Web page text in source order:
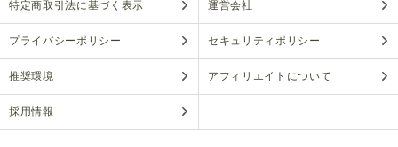
特定商取引法に基づく表示 運営会社
プライバシーポリシー セキュリティポリシー
推奨環境 アフィリエイトについて
採用情報